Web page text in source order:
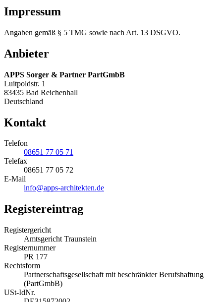
Impressum
Angaben gemäß § 5 TMG sowie nach Art. 13 DSGVO.
Anbieter
APPS Sorger & Partner PartGmbB
Luitpoldstr. 1
83435 Bad Reichenhall
Deutschland
Kontakt
Telefon
08651 77 05 71
Telefax
08651 77 05 72
E-Mail
info@apps-architekten.de
Registereintrag
Registergericht
Amtsgericht Traunstein
Registernummer
PR 177
Rechtsform
Partnerschaftsgesellschaft mit beschränkter Berufshaftung
(PartGmbB)
USt-IdNr.